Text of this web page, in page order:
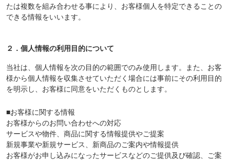
たは複数を組み合わせる事により、お客様個人を特定できることの
できる情報をいいます。
２．個人情報の利用目的について
当社は、個人情報を次の目的の範囲でのみ使用します。また、お客
様から個人情報を収集させていただく場合には事前にその利用目的
を明示し、お客様に同意をいただくものとします。
■お客様に関する情報
お客様からのお問い合わせへの対応
サービスや物件、商品に関する情報提供やご提案
新規事業や新規サービス、新商品のご案内や情報提供
お客様がお申し込みになったサービスなどのご提供及び確認、ご案